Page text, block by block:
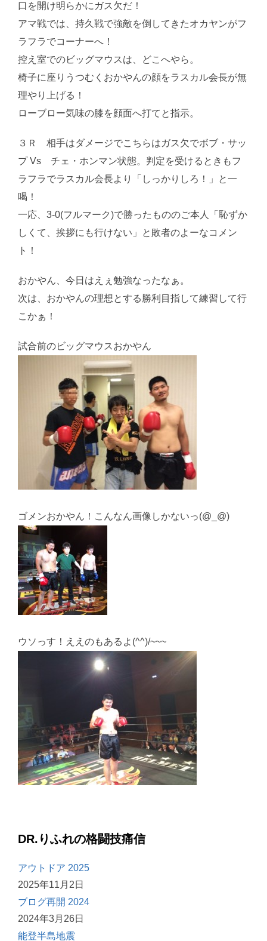
口を開け明らかにガス欠だ！
アマ戦では、持久戦で強敵を倒してきたオカヤンがフ
ラフラでコーナーへ！
控え室でのビッグマウスは、どこへやら。
椅子に座りうつむくおかやんの顔をラスカル会長が無
理やり上げる！
ローブロー気味の膝を顔面へ打てと指示。
３Ｒ 相手はダメージでこちらはガス欠でボブ・サッ
プ Vs チェ・ホンマン状態。判定を受けるときもフ
ラフラでラスカル会長より「しっかりしろ！」と一
喝！
一応、3-0(フルマーク)で勝ったもののご本人「恥ずか
しくて、挨拶にも行けない」と敗者のよーなコメン
ト！
おかやん、今日はえぇ勉強なったなぁ。
次は、おかやんの理想とする勝利目指して練習して行
こかぁ！
試合前のビッグマウスおかやん
ゴメンおかやん！こんなん画像しかないっ(@_@)
ウソっす！ええのもあるよ(^^)/~~~
DR.りふれの格闘技痛信
アウトドア 2025
2025年11月2日
ブログ再開 2024
2024年3月26日
能登半島地震